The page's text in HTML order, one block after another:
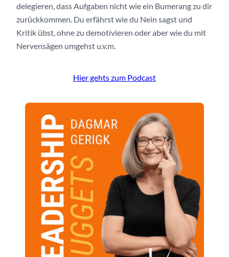
delegieren, dass Aufgaben nicht wie ein Bumerang zu dir
zurückkommen. Du erfährst wie du Nein sagst und
Kritik übst, ohne zu demotivieren oder aber wie du mit
Nervensägen umgehst u.v.m.
Hier gehts zum Podcast